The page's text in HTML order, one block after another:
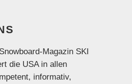
Magazin SKI
die USA in allen
informativ,